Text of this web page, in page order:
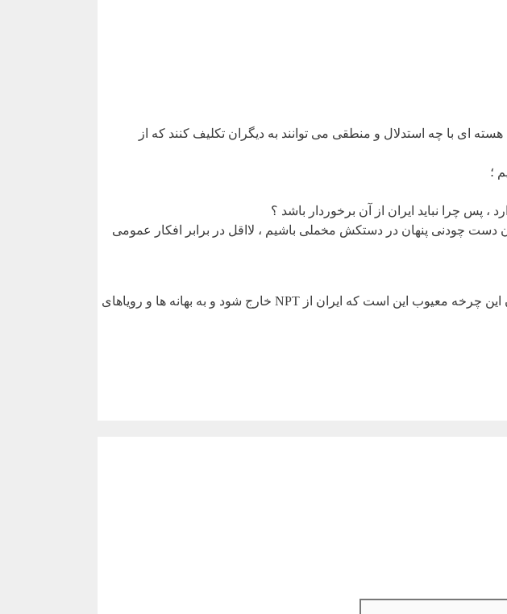
با چه استدلال و منطقی می توانند به دیگران تکلیف کنند که از
؛
پس چرا نباید ایران از آن برخوردار باشد ؟
دست چودنی پنهان در دستکش مخملی باشیم ، لااقل در برابر افکار عمومی
به نظر می رسد با کنار رفتن پرده تزویر امریکا در جنگ رمضان بهترین و منطقی ترین حرکت در معکوس نمودن این چرخه معیوب این است که ایران از NPT خارج شود و به بهانه ها و رویاهای